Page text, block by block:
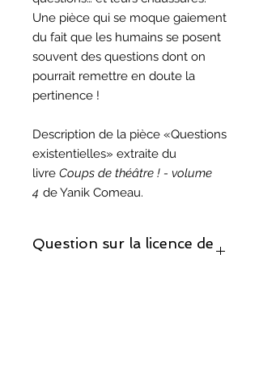
Une pièce qui se moque gaiement
du fait que les humains se posent
souvent des questions dont on
pourrait remettre en doute la
pertinence !
Description de la pièce «Questions
existentielles» extraite du
livre Coups de théâtre ! - volume
4 de Yanik Comeau.
Question sur la licence de